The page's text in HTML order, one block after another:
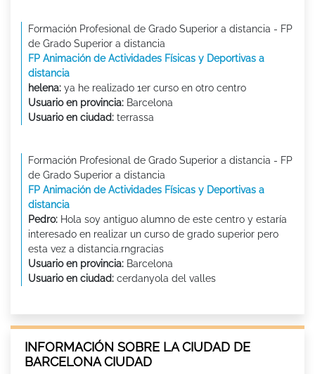
Formación Profesional de Grado Superior a distancia - FP
de Grado Superior a distancia
FP Animación de Actividades Físicas y Deportivas a
distancia
helena: ya he realizado 1er curso en otro centro
Usuario en provincia: Barcelona
Usuario en ciudad: terrassa
Formación Profesional de Grado Superior a distancia - FP
de Grado Superior a distancia
FP Animación de Actividades Físicas y Deportivas a
distancia
Pedro: Hola soy antiguo alumno de este centro y estaría
interesado en realizar un curso de grado superior pero
esta vez a distancia.rngracias
Usuario en provincia: Barcelona
Usuario en ciudad: cerdanyola del valles
INFORMACIÓN SOBRE LA CIUDAD DE
BARCELONA CIUDAD